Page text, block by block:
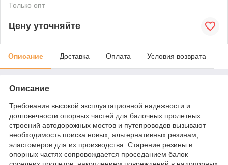
Только опт
Цену уточняйте
Описание Доставка Оплата Условия возврата
Описание
Требования высокой эксплуатационной надежности и
долговечности опорных частей для балочных пролетных
строений автодорожных мостов и путепроводов вызывают
необходимость поиска новых, альтернативных резинам,
эластомеров для их производства. Старение резины в
опорных частях сопровождается проседанием балок